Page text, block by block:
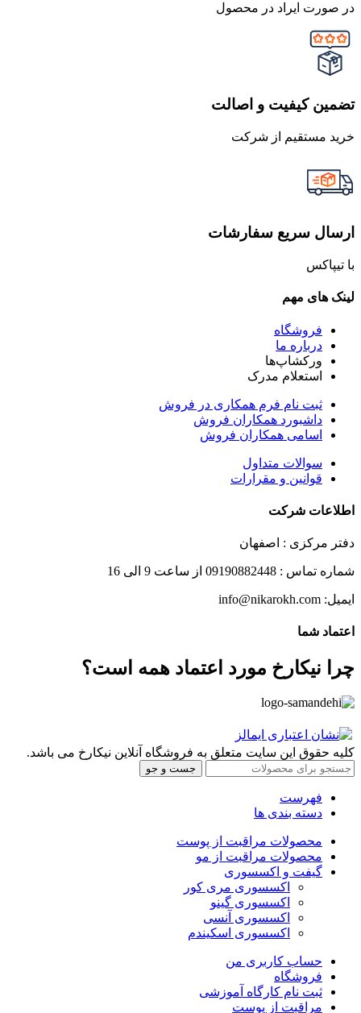
در صورت ایراد در محصول
تضمین کیفیت و اصالت
خرید مستقیم از شرکت
ارسال سریع سفارشات
با تیپاکس
لینک های مهم
فروشگاه
درباره ما
ورکشاپ‌ها
استعلام مدرک
ثبت نام فرم همکاری در فروش
داشبورد همکاران فروش
اسامی همکاران فروش
سوالات متداول
قوانین و مقرارات
اطلاعات شرکت
دفتر مرکزی : اصفهان
شماره تماس : 09190882448 از ساعت 9 الی 16
ایمیل: info@nikarokh.com
اعتماد شما
چرا نیکارخ مورد اعتماد همه است؟
کلیه حقوق این سایت متعلق به فروشگاه آنلاین نیکارخ می باشد.
جست و جو
فهرست
دسته بندی ها
محصولات مراقبت از پوست
محصولات مراقبت از مو
گیفت و اکسسوری
اکسسوری مری کور
اکسسوری گینو
اکسسوری آنسی
اکسسوری اسکیندم
حساب کاربری من
فروشگاه
ثبت نام کارگاه آموزشی
مراقبت از پوست